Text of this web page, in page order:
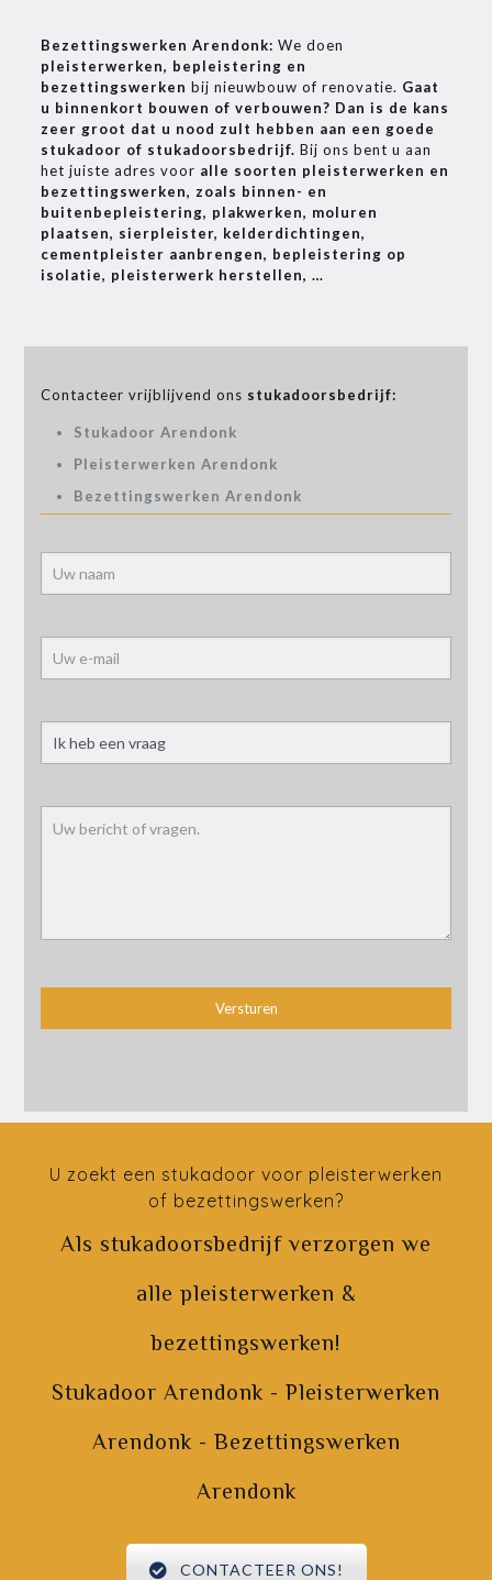
Bezettingswerken Arendonk: We doen
pleisterwerken, bepleistering en
bezettingswerken bij nieuwbouw of renovatie. Gaat
u binnenkort bouwen of verbouwen? Dan is de kans
zeer groot dat u nood zult hebben aan een goede
stukadoor of stukadoorsbedrijf. Bij ons bent u aan
het juiste adres voor alle soorten pleisterwerken en
bezettingswerken, zoals binnen- en
buitenbepleistering, plakwerken, moluren
plaatsen, sierpleister, kelderdichtingen,
cementpleister aanbrengen, bepleistering op
isolatie, pleisterwerk herstellen, …
Contacteer vrijblijvend ons stukadoorsbedrijf:
Stukadoor Arendonk
Pleisterwerken Arendonk
Bezettingswerken Arendonk
U zoekt een stukadoor voor pleisterwerken
of bezettingswerken?
Als stukadoorsbedrijf verzorgen we
alle pleisterwerken &
bezettingswerken!
Stukadoor Arendonk - Pleisterwerken
Arendonk - Bezettingswerken
Arendonk
CONTACTEER ONS!